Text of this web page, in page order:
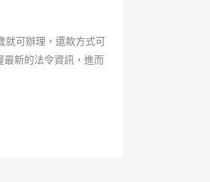
就可辦理，還款方式可
最新的法令資訊，進而